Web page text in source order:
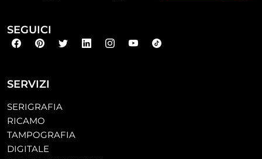
SERVIZI
SERIGRAFIA
RICAMO
TAMPOGRAFIA
DIGITALE
SEGUICI